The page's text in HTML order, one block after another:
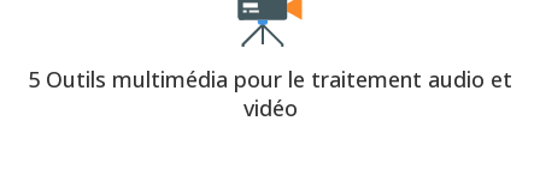
5 Outils multimédia pour le traitement audio et
vidéo